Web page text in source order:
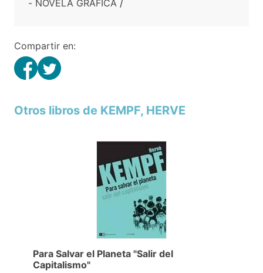
- NOVELA GRAFICA /
Compartir en:
Otros libros de KEMPF, HERVE
Para Salvar el Planeta "Salir del
Capitalismo"